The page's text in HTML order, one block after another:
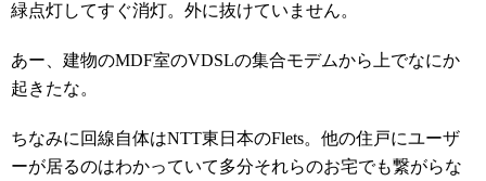
緑点灯してすぐ消灯。外に抜けていません。
あー、建物のMDF室のVDSLの集合モデムから上でなにか
起きたな。
ちなみに回線自体はNTT東日本のFlets。他の住戸にユーザ
ーが居るのはわかっていて多分それらのお宅でも繋がらな